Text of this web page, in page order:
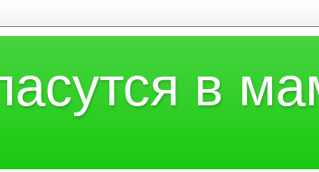
в